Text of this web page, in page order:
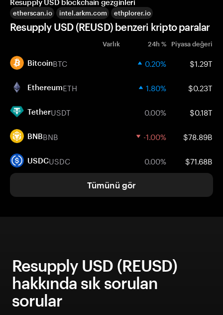
Resupply USD blockchain gezginleri
etherscan.io intel.arkm.com ethplorer.io
Resupply USD (REUSD) benzeri kripto paralar
Varlık 24h % Piyasa değeri
BitcoinBTC 0.20% $1.29T
EthereumETH 1.80% $0.23T
TetherUSDT 0.00% $0.18T
BNBBNB -1.00% $78.89B
USDCUSDC 0.00% $71.68B
Tümünü gör
Resupply USD (REUSD)
hakkında sık sorulan
sorular